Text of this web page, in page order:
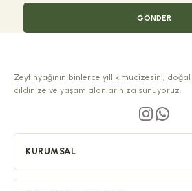
GÖNDER
Zeytinyağının binlerce yıllık mucizesini,
cildinize ve yaşam alanlarınıza sunuyoruz.
KURUMSAL